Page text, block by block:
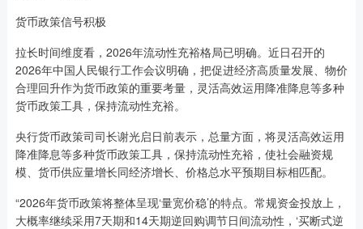
货币政策信号积极
拉长时间维度看，2026年流动性充裕格局已明确。近日召开的
2026年中国人民银行工作会议明确，把促进经济高质量发展、物价
合理回升作为货币政策的重要考量，灵活高效运用降准降息等多种
货币政策工具，保持流动性充裕。
央行货币政策司司长谢光启日前表示，总量方面，将灵活高效运用
降准降息等多种货币政策工具，保持流动性充裕，使社会融资规
模、货币供应量增长同经济增长、价格总水平预期目标相匹配。
“2026年货币政策将整体呈现‘量宽价稳’的特点。常规资金投放上，
大概率继续采用7天期和14天期逆回购调节日间流动性，‘买断式逆